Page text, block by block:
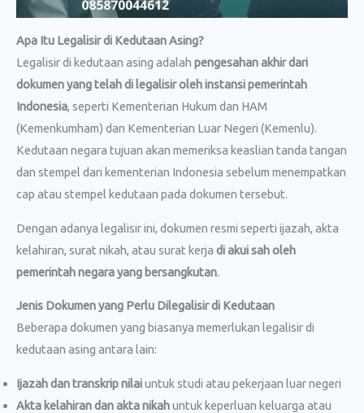
Apa Itu Legalisir di Kedutaan Asing?
Legalisir di kedutaan asing adalah pengesahan akhir dari
dokumen yang telah di legalisir oleh instansi pemerintah
Indonesia, seperti Kementerian Hukum dan HAM
(Kemenkumham) dan Kementerian Luar Negeri (Kemenlu).
Kedutaan negara tujuan akan memeriksa keaslian tanda tangan
dan stempel dari kementerian Indonesia sebelum menempatkan
cap atau stempel kedutaan pada dokumen tersebut.
Dengan adanya legalisir ini, dokumen resmi seperti ijazah, akta
kelahiran, surat nikah, atau surat kerja di akui sah oleh
pemerintah negara yang bersangkutan.
Jenis Dokumen yang Perlu Dilegalisir di Kedutaan
Beberapa dokumen yang biasanya memerlukan legalisir di
kedutaan asing antara lain:
Ijazah dan transkrip nilaiuntuk studi atau pekerjaan luar negeri
Akta kelahiran dan akta nikahuntuk keperluan keluarga atau